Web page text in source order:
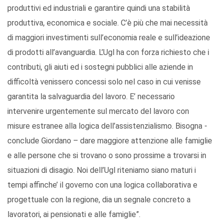
produttivi ed industriali e garantire quindi una stabilità
produttiva, economica e sociale. C’è più che mai necessità
di maggiori investimenti sull’economia reale e sull’ideazione
di prodotti all’avanguardia. L’Ugl ha con forza richiesto che i
contributi, gli aiuti ed i sostegni pubblici alle aziende in
difficoltà venissero concessi solo nel caso in cui venisse
garantita la salvaguardia del lavoro. E’ necessario
intervenire urgentemente sul mercato del lavoro con
misure estranee alla logica dell’assistenzialismo. Bisogna -
conclude Giordano – dare maggiore attenzione alle famiglie
e alle persone che si trovano o sono prossime a trovarsi in
situazioni di disagio. Noi dell’Ugl riteniamo siano maturi i
tempi affinche’ il governo con una logica collaborativa e
progettuale con la regione, dia un segnale concreto a
lavoratori, ai pensionati e alle famiglie”.